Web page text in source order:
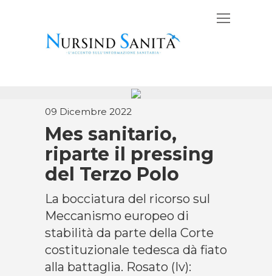
09 Dicembre 2022
Mes sanitario,
riparte il pressing
del Terzo Polo
La bocciatura del ricorso sul
Meccanismo europeo di
stabilità da parte della Corte
costituzionale tedesca dà fiato
alla battaglia. Rosato (Iv):